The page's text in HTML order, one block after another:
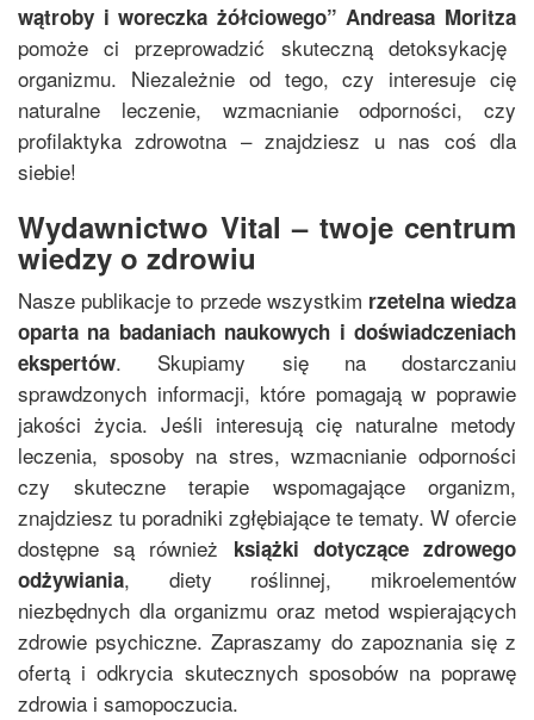
wątroby i woreczka żółciowego”Andreasa Moritza
pomoże ci przeprowadzić skuteczną detoksykację
organizmu. Niezależnie od tego, czy interesuje cię
naturalne leczenie, wzmacnianie odporności, czy
profilaktyka zdrowotna – znajdziesz u nas coś dla
siebie!
Wydawnictwo Vital – twoje centrum
wiedzy o zdrowiu
Nasze publikacje to przede wszystkim rzetelna wiedza
oparta na badaniach naukowych i doświadczeniach
ekspertów. Skupiamy się na dostarczaniu
sprawdzonych informacji, które pomagają w poprawie
jakości życia. Jeśli interesują cię naturalne metody
leczenia, sposoby na stres, wzmacnianie odporności
czy skuteczne terapie wspomagające organizm,
znajdziesz tu poradniki zgłębiające te tematy. W ofercie
dostępne są również książki dotyczące zdrowego
odżywiania, diety roślinnej, mikroelementów
niezbędnych dla organizmu oraz metod wspierających
zdrowie psychiczne. Zapraszamy do zapoznania się z
ofertą i odkrycia skutecznych sposobów na poprawę
zdrowia i samopoczucia.